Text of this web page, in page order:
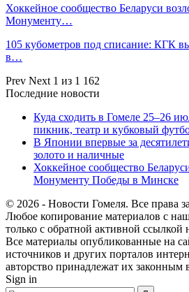
Хоккейное сообщество Беларуси
Монументу…
105 кубометров под списание: КГК
в…
Prev Next 1 из 1 162
Последние новости
Куда сходить в Гомеле 25–26
пикник, театр и кубковый
В Японии впервые за
золото и наличные
Хоккейное сообщество
Монументу Победы в Минске
© 2026 - Новости Гомеля. Все права
Любое копирование материалов с
только с обратной активной ссылкой
Все материалы опубликованные на
источников и других порталов
авторство принадлежат их законным
Sign in